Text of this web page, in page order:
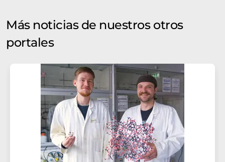
Más noticias de nuestros otros
portales